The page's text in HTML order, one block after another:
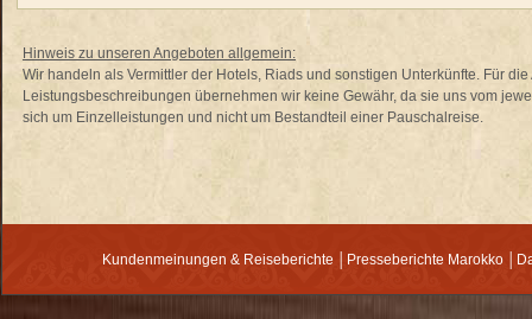
Hinweis zu unseren Angeboten allgemein:
Wir handeln als Vermittler der Hotels, Riads und sonstigen Unterkünfte. Für
Leistungsbeschreibungen übernehmen wir keine Gewähr, da sie uns vom
sich um Einzelleistungen und nicht um Bestandteil einer Pauschalreise.
Kundenmeinungen & Reiseberichte Presseberichte Marokko